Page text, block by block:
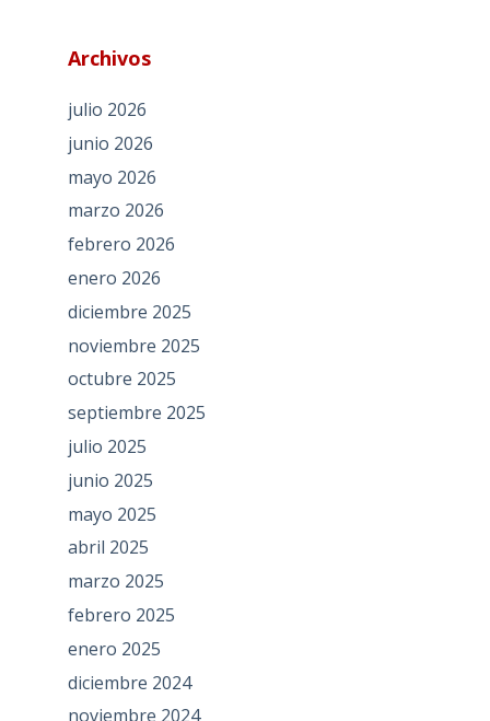
Archivos
julio 2026
junio 2026
mayo 2026
marzo 2026
febrero 2026
enero 2026
diciembre 2025
noviembre 2025
octubre 2025
septiembre 2025
julio 2025
junio 2025
mayo 2025
abril 2025
marzo 2025
febrero 2025
enero 2025
diciembre 2024
noviembre 2024